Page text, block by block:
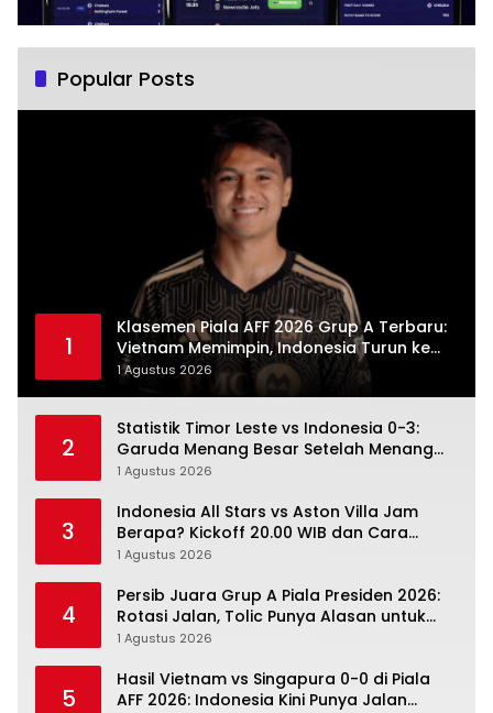
Popular Posts
1
Klasemen Piala AFF 2026 Grup A Terbaru:
Vietnam Memimpin, Indonesia Turun ke
Posisi Tiga
1 Agustus 2026
2
Statistik Timor Leste vs Indonesia 0-3:
Garuda Menang Besar Setelah Menang
Angka Lebih Dulu
1 Agustus 2026
3
Indonesia All Stars vs Aston Villa Jam
Berapa? Kickoff 20.00 WIB dan Cara
Nonton Resminya
1 Agustus 2026
4
Persib Juara Grup A Piala Presiden 2026:
Rotasi Jalan, Tolic Punya Alasan untuk
Percaya
1 Agustus 2026
5
Hasil Vietnam vs Singapura 0-0 di Piala
AFF 2026: Indonesia Kini Punya Jalan